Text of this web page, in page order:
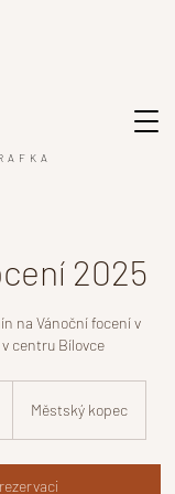
2025
na Vánoční focení v
centru Bílovce
Městský kopec